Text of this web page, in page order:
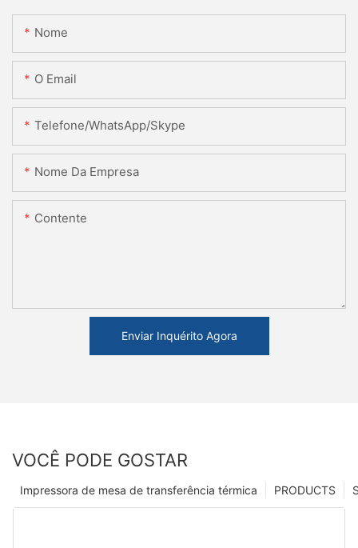
Nome
O Email
Telefone/WhatsApp/Skype
Nome Da Empresa
Contente
Enviar Inquérito Agora
VOCÊ PODE GOSTAR
PRODUCTS
Impressora de mesa de transferência térmica